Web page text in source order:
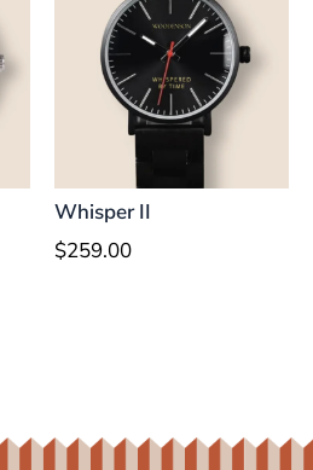
Whisper II
$259.00